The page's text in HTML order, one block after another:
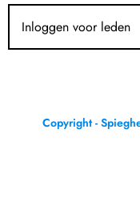
Inloggen voor leden
Copyright -